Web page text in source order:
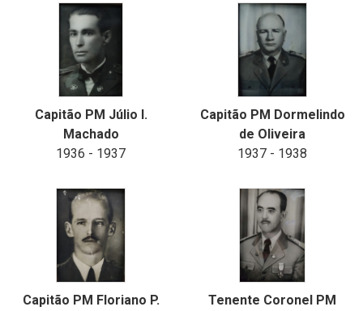
Capitão PM Júlio I.
Machado
1936 - 1937
Capitão PM Dormelindo
de Oliveira
1937 - 1938
Capitão PM Floriano P.
Tenente Coronel PM